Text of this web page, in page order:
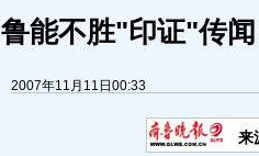
鲁能不胜"印证"传
2007年11月11日00:33
来